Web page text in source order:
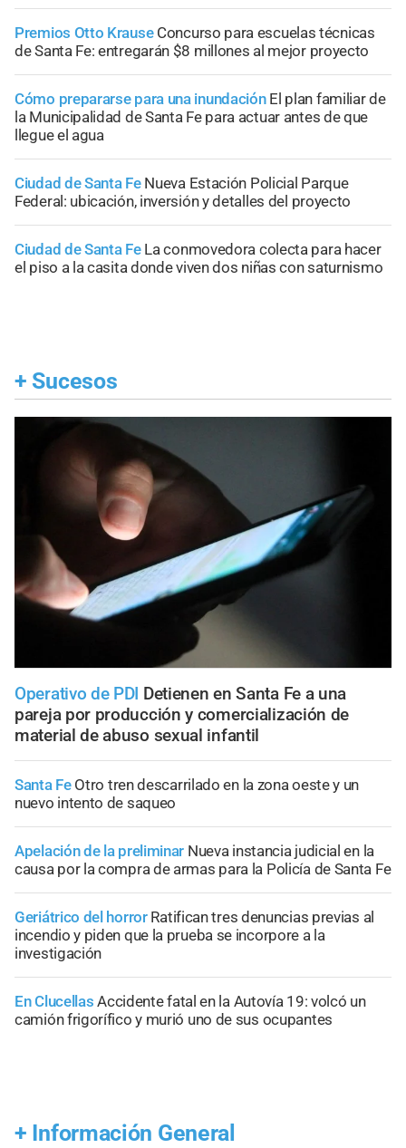
Premios Otto Krause Concurso para escuelas técnicas
de Santa Fe: entregarán $8 millones al mejor proyecto
Cómo prepararse para una inundación El plan familiar de
la Municipalidad de Santa Fe para actuar antes de que
llegue el agua
Ciudad de Santa Fe Nueva Estación Policial Parque
Federal: ubicación, inversión y detalles del proyecto
Ciudad de Santa Fe La conmovedora colecta para hacer
el piso a la casita donde viven dos niñas con saturnismo
+ Sucesos
Operativo de PDI Detienen en Santa Fe a una
pareja por producción y comercialización de
material de abuso sexual infantil
Santa Fe Otro tren descarrilado en la zona oeste y un
nuevo intento de saqueo
Apelación de la preliminar Nueva instancia judicial en la
causa por la compra de armas para la Policía de Santa Fe
Geriátrico del horror Ratifican tres denuncias previas al
incendio y piden que la prueba se incorpore a la
investigación
En Clucellas Accidente fatal en la Autovía 19: volcó un
camión frigorífico y murió uno de sus ocupantes
+ Información General